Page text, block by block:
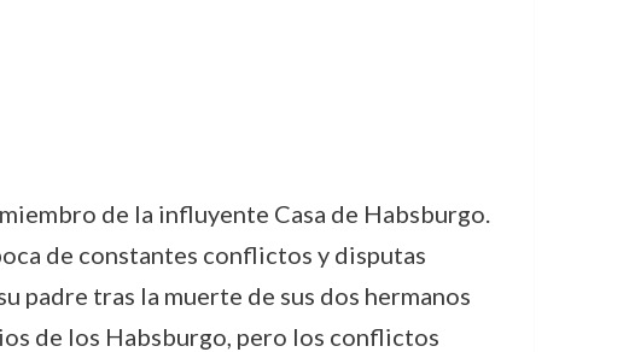
de la influyente Casa de Habsburgo.
de constantes conflictos y disputas
tras la muerte de sus dos hermanos
de los Habsburgo, pero los conflictos